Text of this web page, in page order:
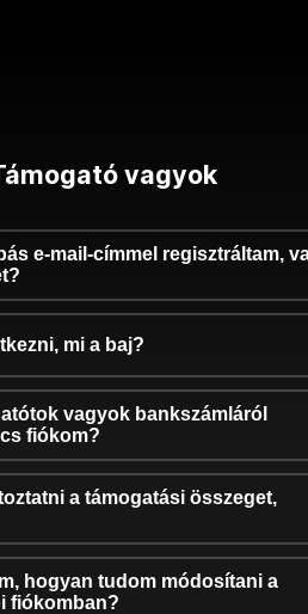
vagyok
e-mail-címmel regisztráltam,
mi a baj?
vagyok bankszámláról
fiókom?
a támogatási összeget,
hogyan tudom módosítani a
fiókomban?